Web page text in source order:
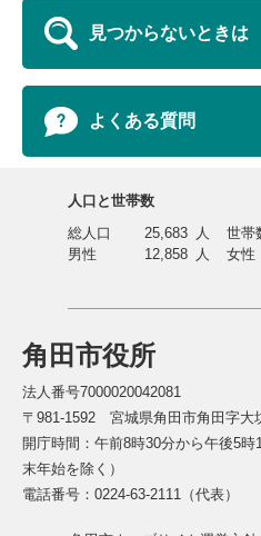
見つからないときは
よくある質問
角田市役所
法人番号7000020042081
〒981-1592 宮城県角田市角田字大
開庁時間：午前8時30分から午後5
末年始を除く）
電話番号：0224-63-2111（代表）
人口と世帯数
総人口
25,683 人 世帯
男性
12,858 人 女性